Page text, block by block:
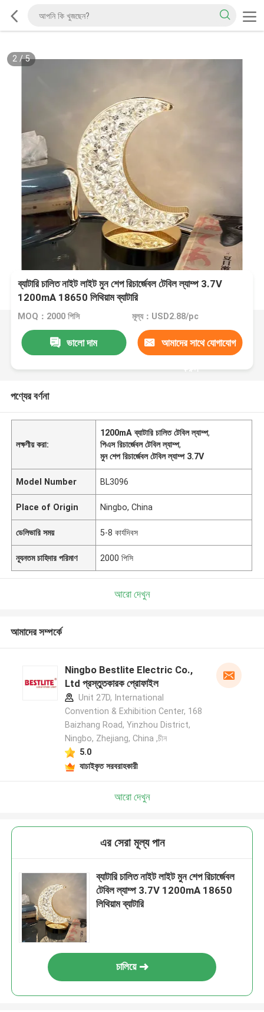
2/5
ব্যাটারি চালিত নাইট লাইট মুন শেপ রিচার্জেবল টেবিল ল্যাম্প 3.7V
1200mA 18650 লিথিয়াম ব্যাটারি
MOQ：2000 পিসি মূল্য：USD2.88/pc
ভালো দাম আমাদের সাথে যোগাযোগ
করুন
পণ্যের বর্ণনা
লক্ষণীয় করা:
1200mA ব্যাটারি চালিত টেবিল ল্যাম্প,
পিএস রিচার্জেবল টেবিল ল্যাম্প,
মুন শেপ রিচার্জেবল টেবিল ল্যাম্প 3.7V
Model Number BL3096
Place of Origin Ningbo, China
ডেলিভারি সময় 5-8 কার্যদিবস
ন্যূনতম চাহিদার পরিমাণ 2000 পিসি
আরো দেখুন
আমাদের সম্পর্কে
Ningbo Bestlite Electric Co.,
Ltd প্রস্তুতকারক প্রোফাইল
Unit 27D, International
Convention & Exhibition Center, 168
Baizhang Road, Yinzhou District,
Ningbo, Zhejiang, China ,চীন
5.0
যাচাইকৃত সরবরাহকারী
আরো দেখুন
এর সেরা মূল্য পান
ব্যাটারি চালিত নাইট লাইট মুন শেপ রিচার্জেবল
টেবিল ল্যাম্প 3.7V 1200mA 18650
লিথিয়াম ব্যাটারি
চালিয়ে